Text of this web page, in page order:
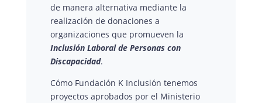
de manera alternativa mediante la
realización de donaciones a
organizaciones que promueven la
Inclusión Laboral de Personas con
Discapacidad.
Cómo Fundación K Inclusión tenemos
proyectos aprobados por el Ministerio